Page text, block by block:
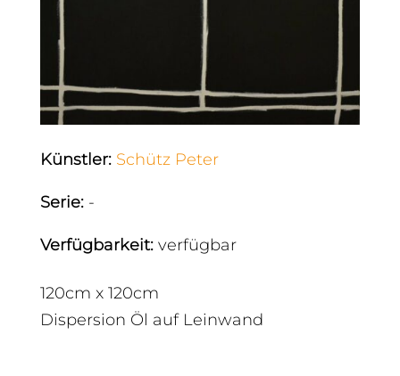
Künstler: Schütz Peter
Serie: -
Verfügbarkeit: verfügbar
120cm x 120cm
Dispersion Öl auf Leinwand